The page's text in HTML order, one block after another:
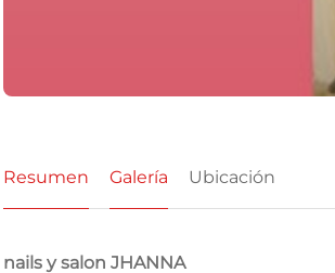
Resumen Galería Ubicación
nails y salon JHANNA